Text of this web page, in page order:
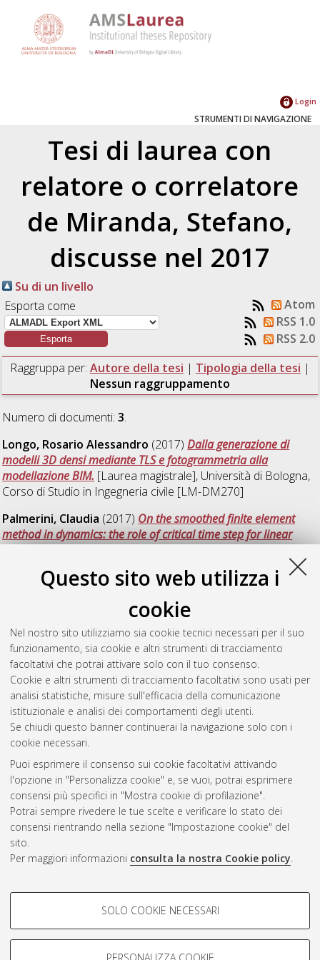
Questo sito web utilizza i
cookie
Nel nostro sito utilizziamo sia cookie tecnici necessari per il suo
funzionamento, sia cookie e altri strumenti di tracciamento
facoltativi che potrai attivare solo con il tuo consenso.
Cookie e altri strumenti di tracciamento facoltativi sono usati per
analisi statistiche, misure sull'efficacia della comunicazione
istituzionale e analisi dei comportamenti degli utenti.
Se chiudi questo banner continuerai la navigazione solo con i
cookie necessari.
Puoi esprimere il consenso sui cookie facoltativi attivando
l'opzione in "Personalizza cookie" e, se vuoi, potrai esprimere
consensi più specifici in "Mostra cookie di profilazione".
Potrai sempre rivedere le tue scelte e verificare lo stato dei
consensi rientrando nella sezione "Impostazione cookie" del
sito.
Per maggiori informazioni consulta la nostra Cookie policy.
COOKIE DI PROFILAZIONE -
Si tratta di cookie utilizzati per analizzare le caratteristiche della
navigazione degli utenti, creare profili in base al loro comportamento
SOLO COOKIE NECESSARI
Login
STRUMENTI DI NAVIGAZIONE
Tesi di laurea con
relatore o correlatore
de Miranda, Stefano,
discusse nel 2017
Su di un livello
Esporta come
Atom
RSS 1.0
RSS 2.0
Raggruppa per: Autore della tesi | Tipologia della tesi |
Nessun raggruppamento
Numero di documenti:3.
Longo, Rosario Alessandro (2017)Dalla generazione di
modelli 3D densi mediante TLS e fotogrammetria alla
modellazione BIM. [Laurea magistrale], Università di Bologna,
Corso di Studio in Ingegneria civile [LM-DM270]
Palmerini, Claudia (2017) On the smoothed finite element
method in dynamics: the role of critical time step for linear
triangular elements.[Laurea magistrale], Università di
Ingegneria civile [LM-DM270],
Documento full-text non disponibile
Un approccio speditivo per il rilievo, la
monumentali.[Laurea magistrale], Università di Bologna,
Corso di Studio inIngegneria civile [LM-DM270], Documento
full-text non disponibile
Questa lista e' stata generata ilSun Aug 9 16:20:19 2026
CEST
Atom
Rss 1.0
Rss 2.0
AMS Laurea
Impostazioni Cookie
Informativa sulla privacy
Condizioni d’uso del sito